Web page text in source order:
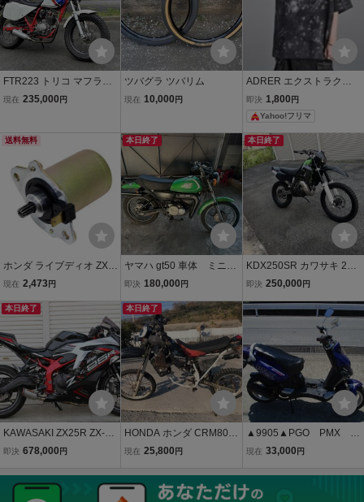
FTR223 トリコ マフラー
改他ノーマル 実動、走
現在 235,000 円
ツバグラ ツバリム
現在 10,000 円
ADRER エクストラクオ
リティ超ヘビーコットン
タフビッグT 半袖 ブラッ
即決 1,800 円
Yahoo!フリマ
送料無料
ホンダ ライブディオ ZX A
F35 1型 2型 セルモーター
ーティングモーター 純正
互換 31200-GW0-000 31
200-GBL-770
現在 2,473 円
本日終了
ヤマハ gt50 車体 ミニト
レイル 希少カラー
ース 検 gr50 gr80
即決 180,000 円
本日終了
KDX250SR カワサキ 2ス
ト
即決 250,000 円
本日終了
KAWASAKI ZX25R ZX-25
R SE (ZX250E) PROSPE
ター ブラック/レッド ETC
付 神奈川県 税込 即決 追
即決 678,000 円
本日終了
HONDA ホンダ CRM80 H
D11 部品取り ジャンク品
市発！AB042
現在 25,800 円
▲9905▲PGO PMX R
FVMS ブルー 不動 部
現在 33,000 円